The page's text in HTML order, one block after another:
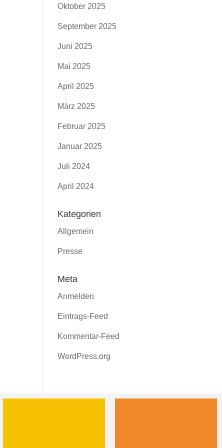
Oktober 2025
September 2025
Juni 2025
Mai 2025
April 2025
März 2025
Februar 2025
Januar 2025
Juli 2024
April 2024
Kategorien
Allgemein
Presse
Meta
Anmelden
Eintrags-Feed
Kommentar-Feed
WordPress.org